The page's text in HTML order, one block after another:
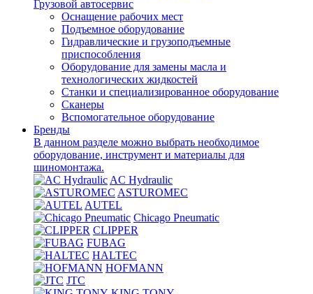
Грузовой автосервис
Оснащение рабочих мест
Подъемное оборудование
Гидравлические и грузоподъемные
приспособления
Оборудование для замены масла и
технологических жидкостей
Станки и специализированное оборудование
Сканеры
Вспомогательное оборудование
Бренды
В данном разделе можно выбрать необходимое
оборудование, инструмент и материалы для
шиномонтажа.
AC Hydraulic
ASTUROMEC
AUTEL
Chicago Pneumatic
CLIPPER
FUBAG
HALTEC
HOFMANN
JTC